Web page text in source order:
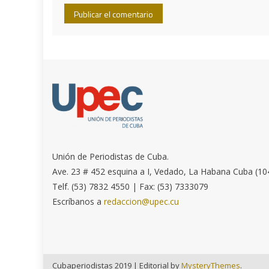
Unión de Periodistas de Cuba.
Ave. 23 # 452 esquina a I, Vedado, La Habana Cuba
Telf. (53) 7832 4550 | Fax: (53) 7333079
Escríbanos aredaccion@upec.cu
Cubaperiodistas 2019 | Editorial byMysteryThemes.